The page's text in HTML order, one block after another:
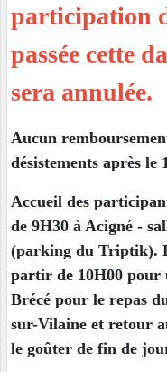
participation
passée cette
sera annulée.
Aucun
désistements après le
Accueil des
de 9H30 à Acigné -
(parking du Triptik).
partir de 10H00 pour
Brécé pour le repas
sur-Vilaine et retour
le goûter de fin de